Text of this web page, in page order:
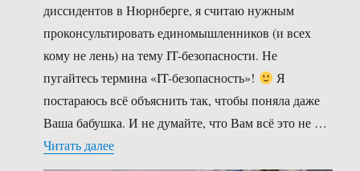
диссидентов в Нюрнберге, я считаю нужным
проконсультировать единомышленников (и всех
кому не лень) на тему IT-безопасности. Не
пугайтесь термина «IT-безопасность»!
Я
постараюсь всё объяснить так, чтобы поняла даже
Ваша бабушка. И не думайте, что Вам всё это не …
Читать далее«Не лает, не кусает, а спецслужб не